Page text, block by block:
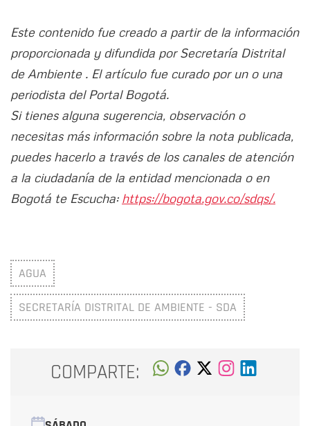
Este contenido fue creado a partir de la información
proporcionada y difundida por Secretaría Distrital
de Ambiente . El artículo fue curado por un o una
periodista del Portal Bogotá.
Si tienes alguna sugerencia, observación o
necesitas más información sobre la nota publicada,
puedes hacerlo a través de los canales de atención
a la ciudadanía de la entidad mencionada o en
Bogotá te Escucha: https://bogota.gov.co/sdqs/.
AGUA
SECRETARÍA DISTRITAL DE AMBIENTE - SDA
COMPARTE: